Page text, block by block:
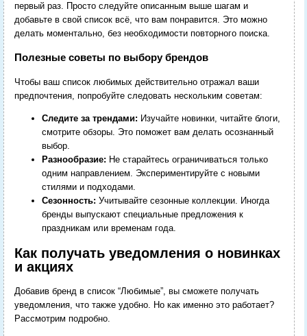
первый раз. Просто следуйте описанным выше шагам и
добавьте в свой список всё, что вам понравится. Это можно
делать моментально, без необходимости повторного поиска.
Полезные советы по выбору брендов
Чтобы ваш список любимых действительно отражал ваши
предпочтения, попробуйте следовать нескольким советам:
Следите за трендами: Изучайте новинки, читайте блоги,
смотрите обзоры. Это поможет вам делать осознанный
выбор.
Разнообразие: Не старайтесь ограничиваться только
одним направлением. Экспериментируйте с новыми
стилями и подходами.
Сезонность: Учитывайте сезонные коллекции. Иногда
бренды выпускают специальные предложения к
праздникам или временам года.
Как получать уведомления о новинках
и акциях
Добавив бренд в список “Любимые”, вы сможете получать
уведомления, что также удобно. Но как именно это работает?
Рассмотрим подробно.